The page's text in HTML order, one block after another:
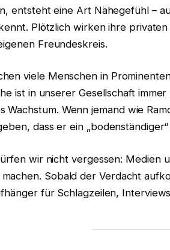
entsteht eine Art Nähegefühl –
Plötzlich wirken ihre
Freundeskreis.
viele Menschen in
ist in unserer Gesellschaft
Wachstum. Wenn jemand wie
dass er ein
wir nicht vergessen: Medien
Sobald der Verdacht
für Schlagzeilen,